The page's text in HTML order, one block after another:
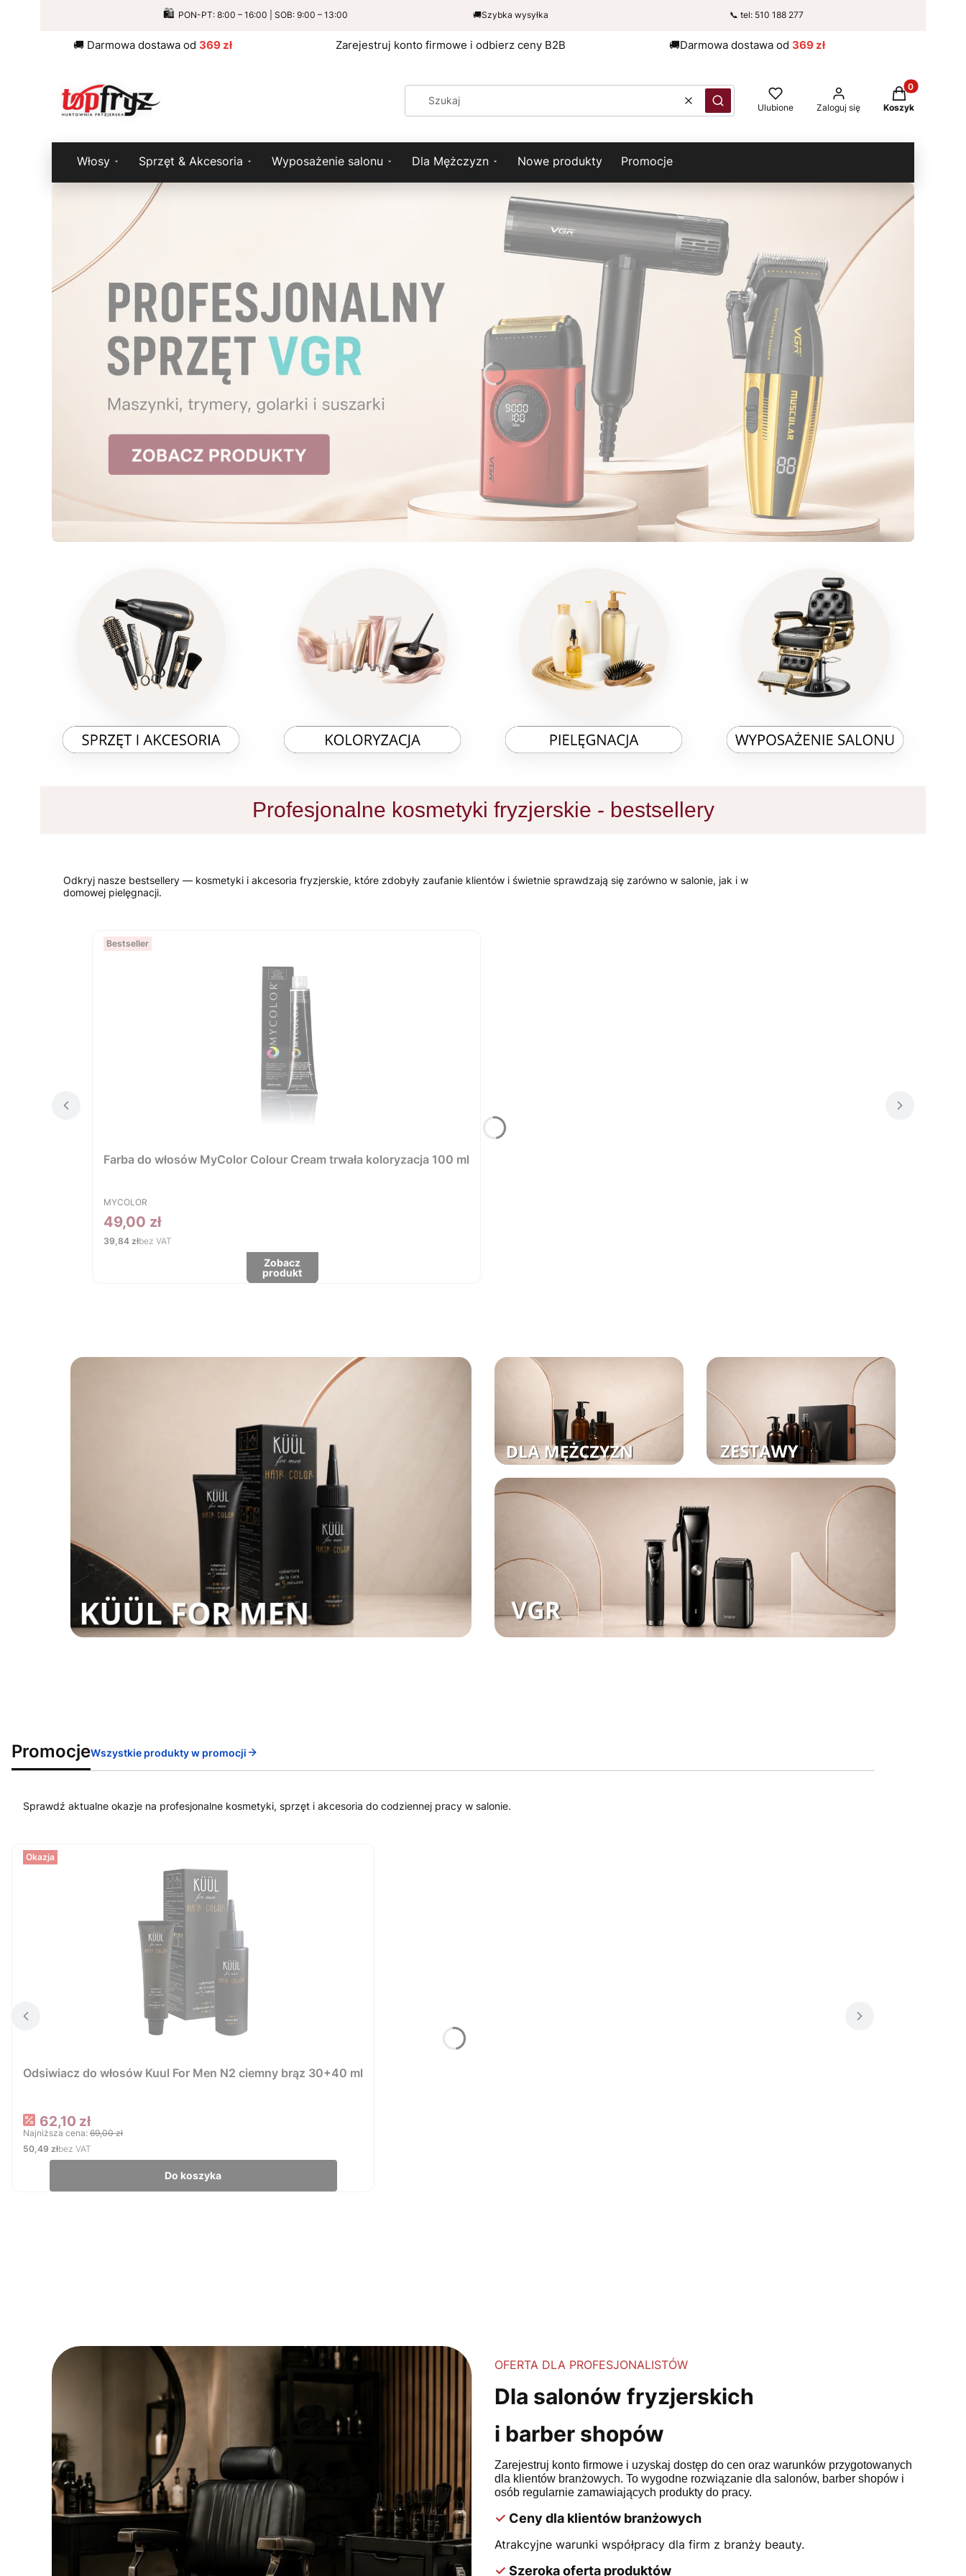
🛍️ PON-PT: 8:00 – 16:00 | SOB: 9:00 – 13:00 🚚Szybka wysyłka 📞 tel: 510 188 277
🚚 Darmowa dostawa od 369 zł Zarejestruj konto firmowe i odbierz ceny B2B 🚚Darmowa dostawa od 369 zł
WyczyśćSzukaj Ulubione Zaloguj się
Produkty w
Koszyk
Włosy Sprzęt & Akcesoria Wyposażenie salonu Dla Mężczyzn Nowe produkty Promocje
Profesjonalne kosmetyki fryzjerskie - bestsellery
Odkryj nasze bestsellery — kosmetyki i akcesoria fryzjerskie, które zdobyły zaufanie klientów i świetnie sprawdzają się zarówno w salonie, jak i w
domowej pielęgnacji.
Bestseller
Farba do włosów MyColor Colour Cream trwała koloryzacja 100 ml
PRODUCENT
MYCOLOR
Cena
49,00 zł
Cena
39,84 złbez VAT
Zobacz
produkt
PromocjeWszystkie produkty w promocji
Sprawdź aktualne okazje na profesjonalne kosmetyki, sprzęt i akcesoria do codziennej pracy w salonie.
Okazja
Odsiwiacz do włosów Kuul For Men N2 ciemny brąz 30+40 ml
Cena promocyjna
62,10 zł
Najniższa cena: 69,00 zł
Cena
50,49 złbez VAT
Do koszyka
OFERTA DLA PROFESJONALISTÓW
Dla salonów fryzjerskich
i barber shopów
Zarejestruj konto firmowe i uzyskaj dostęp do cen oraz warunków przygotowanych
dla klientów branżowych. To wygodne rozwiązanie dla salonów, barber shopów i
osób regularnie zamawiających produkty do pracy.
✓ Ceny dla klientów branżowych
Atrakcyjne warunki współpracy dla firm z branży beauty.
✓ Szeroka oferta produktów